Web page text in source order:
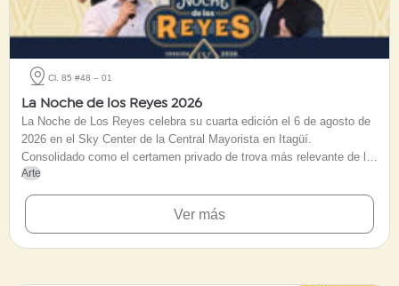
Cl. 85 #48 – 01
La Noche de los Reyes 2026
La Noche de Los Reyes celebra su cuarta edición el 6 de agosto de
2026 en el Sky Center de la Central Mayorista en Itagüí.
Consolidado como el certamen privado de trova más relevante de la
Feria de las Flores y del país, el encuentro reúne a los Reyes
Nacionales de festivales emblemáticos como Astrocol, Manizales y
Medellín. Con un historial de tres ediciones exitosas que han
convocado a miles de espectadores en el Valle de Aburrá, esta
jornada congregará a los máximos exponentes del repentismo. Una
Arte
Ver más